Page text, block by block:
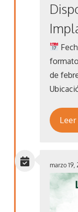
de
marzo 19,